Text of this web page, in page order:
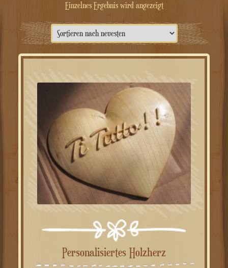
Einzelnes Ergebnis wird angezeigt
Personalisiertes Holzherz